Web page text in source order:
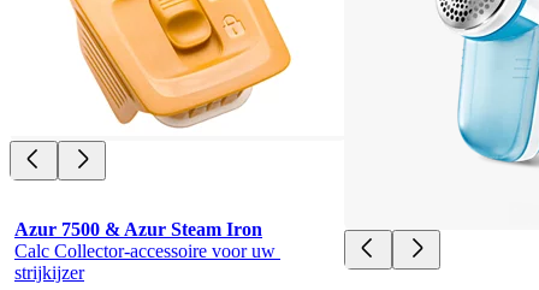
Azur 7500 & Azur Steam Iron
Calc Collector-accessoire voor uw
strijkijzer